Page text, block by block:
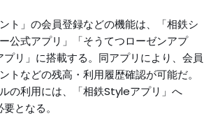
ト」の会員登録などの機能は、「相鉄シ
公式アプリ」「そうてつローゼンアプ
リ」に搭載する。同アプリにより、会員
トなどの残高・利用履歴確認が可能だ。
の利用には、「相鉄Styleアプリ」へ
となる。